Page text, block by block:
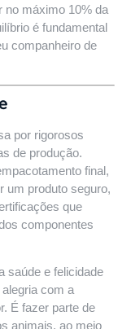
no máximo 10% da
é fundamental
companheiro de
por rigorosos
de produção.
final,
um produto seguro,
que
componentes
saúde e felicidade
com a
É fazer parte de
animais, ao meio